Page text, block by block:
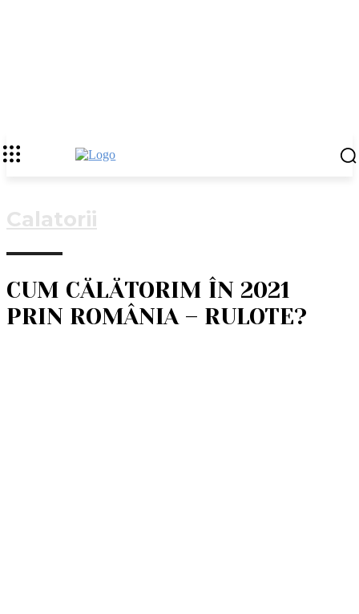
Calatorii
CUM CĂLĂTORIM ÎN 2021
PRIN ROMÂNIA – RULOTE?